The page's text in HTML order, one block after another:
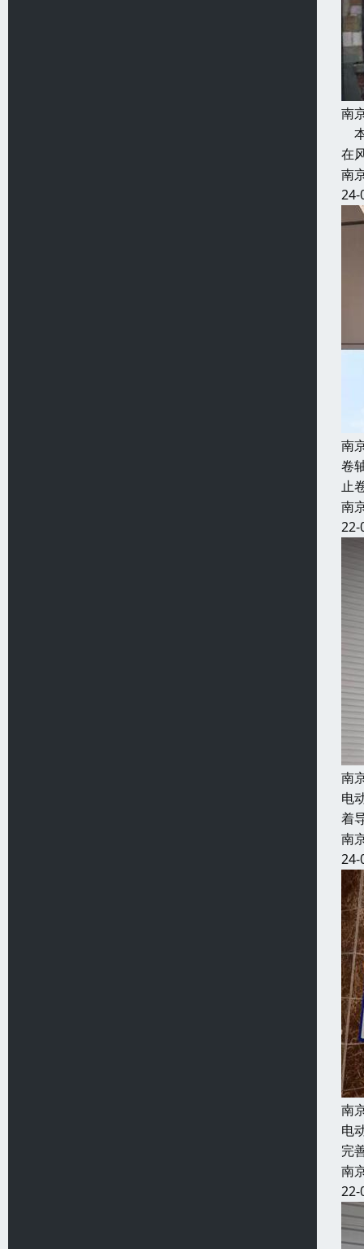
南
在
南
24-
南
卷
止
南
22-
南
电
着
南
24-
南
电
完
南
22-